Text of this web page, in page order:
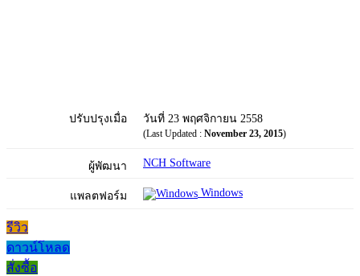
ปรับปรุงเมื่อ วันที่ 23 พฤศจิกายน 2558
(Last Updated : November 23, 2015)
ผู้พัฒนา NCH Software
แพลตฟอร์ม Windows
รีวิว
ดาวน์โหลด
สั่งซื้อ